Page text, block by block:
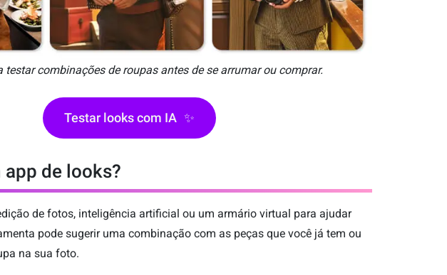
testar combinações de roupas antes de se arrumar ou comprar.
Testar looks com IA ✨
app de looks?
de fotos, inteligência artificial ou um armário virtual para ajudar
pode sugerir uma combinação com as peças que você já tem ou
na sua foto.